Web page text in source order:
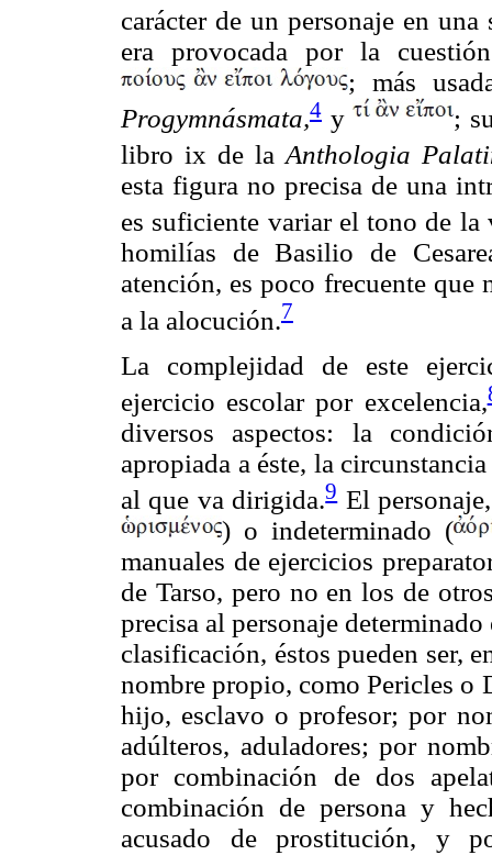
carácter de un personaje en
era provocada por la
; más
Progymnásmata,4 y
;
libro ix de la Anthologia
esta figura no precisa de una
es suficiente variar el tono de la
homilías de Basilio de
atención, es poco frecuente que
a la alocución.7
La complejidad de este
ejercicio escolar por excelencia,
diversos aspectos: la
apropiada a éste, la
al que va dirigida.9El
) o indeterminado (
manuales de ejercicios
de Tarso, pero no en los de
precisa al personaje
clasificación, éstos pueden ser,
nombre propio, como Pericles o
hijo, esclavo o profesor; por
adúlteros, aduladores; por
por combinación de dos
combinación de persona y
acusado de prostitución, y